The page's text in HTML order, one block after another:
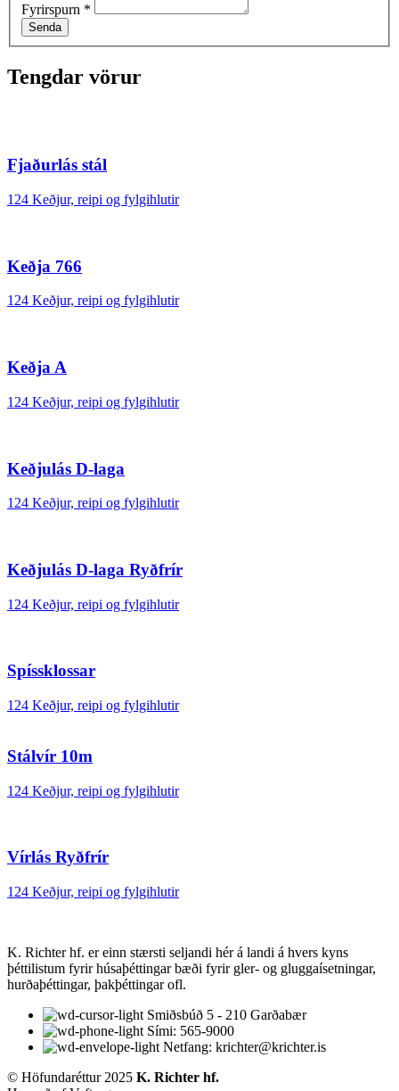
Fyrirspurn *
Senda
Tengdar vörur
Fjaðurlás stál
124 Keðjur, reipi og fylgihlutir
Keðja 766
124 Keðjur, reipi og fylgihlutir
Keðja A
124 Keðjur, reipi og fylgihlutir
Keðjulás D-laga
124 Keðjur, reipi og fylgihlutir
Keðjulás D-laga Ryðfrír
124 Keðjur, reipi og fylgihlutir
Spíssklossar
124 Keðjur, reipi og fylgihlutir
Stálvír 10m
124 Keðjur, reipi og fylgihlutir
Vírlás Ryðfrír
124 Keðjur, reipi og fylgihlutir
K. Richter hf. er einn stærsti seljandi hér á landi á hvers kyns
þéttilistum fyrir húsaþéttingar bæði fyrir gler- og gluggaísetningar,
hurðaþéttingar, þakþéttingar ofl.
Smiðsbúð 5 - 210 Garðabær
Sími: 565-9000
Netfang: krichter@krichter.is
© Höfundaréttur 2025 K. Richter hf.